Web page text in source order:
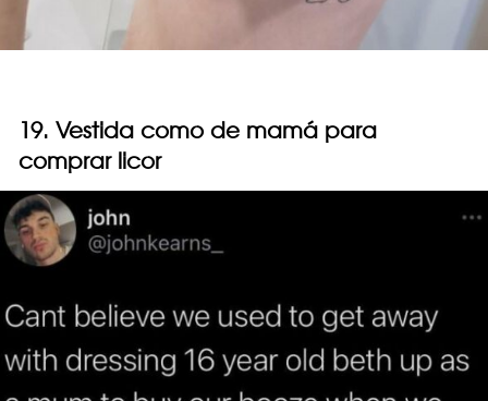
19. Vestida como de mamá para
comprar licor